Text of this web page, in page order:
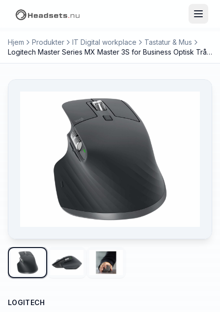
Hjem Produkter IT Digital workplace
Tastatur & Mus
Logitech Master Series MX Master 3S for Business Optisk Trådløs Sort
LOGITECH